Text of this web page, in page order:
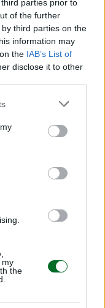
parties prior to
of the further
third parties on the
information may
the IAB’s List of
disclose it to other
my
the